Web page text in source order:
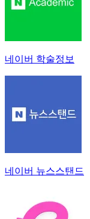
네이버 학술정보
네이버 뉴스스탠드